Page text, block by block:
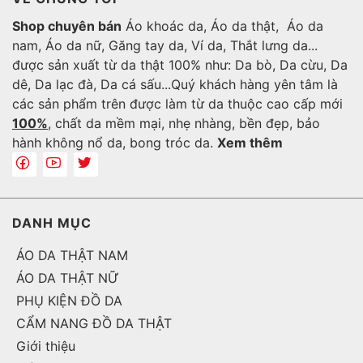
Áo Da Hồng Quân - Chuyên bán găng tay da thật đẹp
chất lượng
Tạo nên sự khác biệt bằng dòng sản phẩm đẹp chất
lượng, Áo Da Hồng Quân trở thành địa chỉ mua sắm
đáng tin cậy của các Fashionista. Chúng tôi chuyên
cung cấp các dòng găng tay da đảm bảo được các
tiêu chí cao như:
Sản phẩm không bị phai màu, bong tróc hoặc nổ da
sau thời gian dài sử dụng.
Thiết kế găng tay thời trang liên tục được đổi mới mẫu
mã.
Găng tay chính hãng có giá bán ưu đãi và vừa với túi
tiền của khách hàng.
Shop chuyên bán Áo khoác da, Áo da thật, Áo da
nam, Áo da nữ, Găng tay da, Ví da, Thắt lưng da...
được sản xuất từ da thật 100% như: Da bò, Da cừu, Da
dê, Da lạc đà, Da cá sấu...Quý khách hàng yên tâm là
các sản phẩm trên được làm từ da thuộc cao cấp mới
100%, chất da mềm mại, nhẹ nhàng, bền đẹp, bảo
hành không nổ da, bong tróc da. Xem thêm
DANH MỤC
ÁO DA THẬT NAM
ÁO DA THẬT NỮ
PHỤ KIỆN ĐỒ DA
CẨM NANG ĐỒ DA THẬT
Giới thiệu